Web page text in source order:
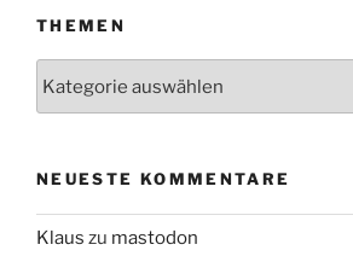
THEMEN
NEUESTE KOMMENTARE
Klaus zu mastodon